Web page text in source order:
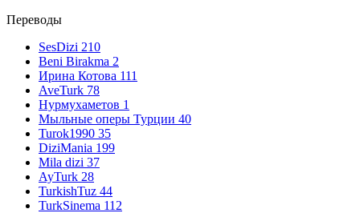
Переводы
SesDizi 210
Beni Birakma 2
Ирина Котова 111
AveTurk 78
Нурмухаметов 1
Мыльные оперы Турции 40
Turok1990 35
DiziMania 199
Mila dizi 37
AyTurk 28
TurkishTuz 44
TurkSinema 112